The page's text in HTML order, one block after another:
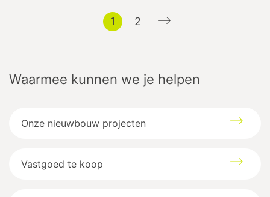
1 2
Waarmee kunnen we je helpen
Onze nieuwbouw projecten
Vastgoed te koop